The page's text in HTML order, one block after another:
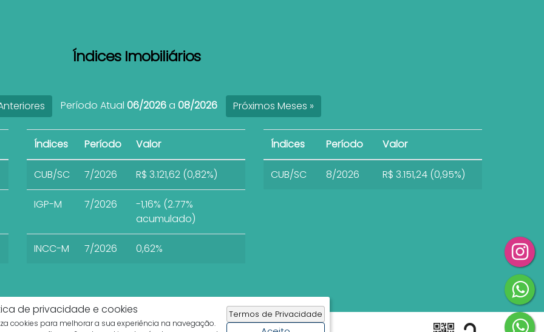
de privacidade e cookies
cookies para melhorar a sua experiência na navegação.
Termos de Privacidade
Índices Imobiliários
Período Atual 06/2026a 08/2026 Próximos Meses »
Índices Período Valor
CUB/SC 7/2026 R$ 3.121,62 (0,82%)
IGP-M 7/2026
-1,16% (2.77%
acumulado)
INCC-M 7/2026 0,62%
Índices Período Valor
CUB/SC 8/2026 R$ 3.151,24 (0,95%)